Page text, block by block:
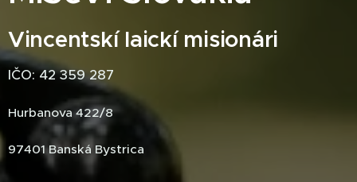
Vincentskí laickí misionári
IČO: 42 359 287
Hurbanova 422/8
97401 Banská Bystrica